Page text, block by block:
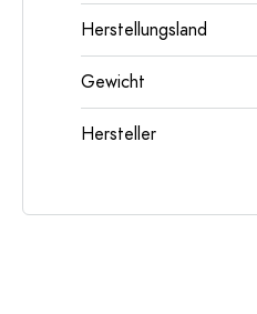
Herstellungsland
Gewicht
Hersteller